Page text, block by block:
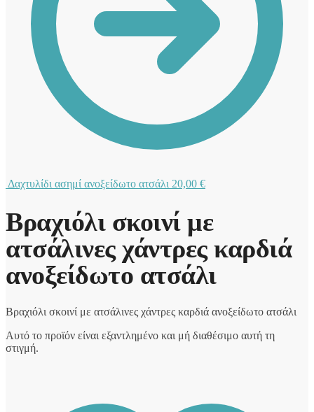
Δαχτυλίδι ασημί ανοξείδωτο ατσάλι 20,00 €
Βραχιόλι σκοινί με
ατσάλινες χάντρες καρδιά
ανοξείδωτο ατσάλι
Βραχιόλι σκοινί με ατσάλινες χάντρες καρδιά ανοξείδωτο ατσάλι
Αυτό το προϊόν είναι εξαντλημένο και μή διαθέσιμο αυτή τη
στιγμή.